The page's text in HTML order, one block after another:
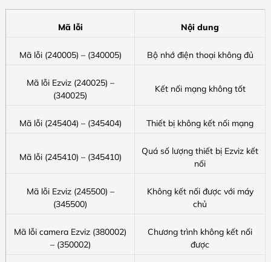
Mã lỗi Nội dung
Mã lỗi (240005) – (340005) Bộ nhớ điện thoại không đủ
Mã lỗi Ezviz (240025) –
(340025)
Kết nối mạng không tốt
Mã lỗi (245404) – (345404) Thiết bị không kết nối mạng
Mã lỗi (245410) – (345410)
Quá số lượng thiết bị Ezviz kết
nối
Mã lỗi Ezviz (245500) –
(345500)
Không kết nối được với máy
chủ
Mã lỗi camera Ezviz (380002)
– (350002)
Chương trình không kết nối
được